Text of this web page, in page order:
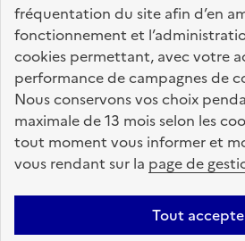
fréquentation du site afin d’en
fonctionnement et
cookies permettant, avec votre
performance de campagnes de
Nous conservons vos choix
maximale de 13 mois selon les
tout moment vous informer et
vous rendant sur la page de
Tout
Nos
La Caisse
accompagne
de vie
Plan du site Accessibilité : totalement